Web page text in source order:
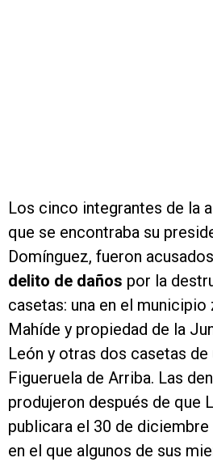
Los cinco integrantes de la
que se encontraba su
Domínguez, fueron
delito de daños por la
casetas: una en el municipio
Mahíde y propiedad de la
León y otras dos casetas de
Figueruela de Arriba. Las
produjeron después de que
publicara el 30 de diciembre
en el que algunos de sus